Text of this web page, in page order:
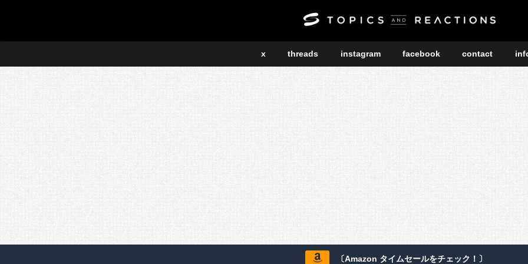
x threads instagram facebook contact
〔Amazon タイムセールをチェック！〕